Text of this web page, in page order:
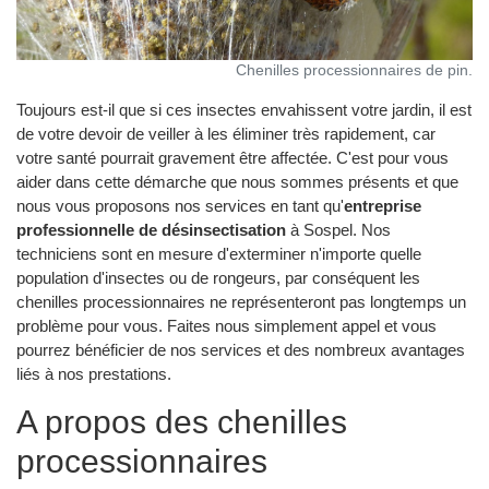
Chenilles processionnaires de pin.
Toujours est-il que si ces insectes envahissent votre jardin, il est
de votre devoir de veiller à les éliminer très rapidement, car
votre santé pourrait gravement être affectée. C'est pour vous
aider dans cette démarche que nous sommes présents et que
nous vous proposons nos services en tant qu'entreprise
professionnelle de désinsectisation à Sospel. Nos
techniciens sont en mesure d'exterminer n'importe quelle
population d'insectes ou de rongeurs, par conséquent les
chenilles processionnaires ne représenteront pas longtemps un
problème pour vous. Faites nous simplement appel et vous
pourrez bénéficier de nos services et des nombreux avantages
liés à nos prestations.
A propos des chenilles
processionnaires